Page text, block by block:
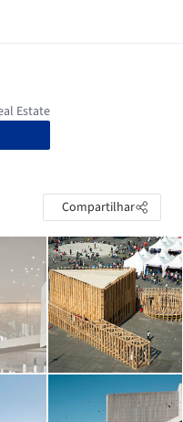
Compartilhar